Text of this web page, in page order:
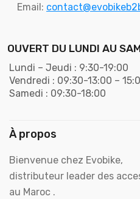
Email:
OUVERT DU LUNDI AU
Lundi – Jeudi : 9:30-19:00
Vendredi : 09:30-13:00 –
Samedi : 09:30-18:00
À propos
Bienvenue chez Evobike,
distributeur leader des
au Maroc .